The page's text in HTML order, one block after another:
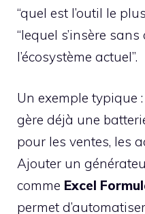
“quel est l’outil le
“lequel s’insère
l’écosystème actuel”.
Un exemple typique
gère déjà une
pour les ventes, les
Ajouter un
comme Excel
permet